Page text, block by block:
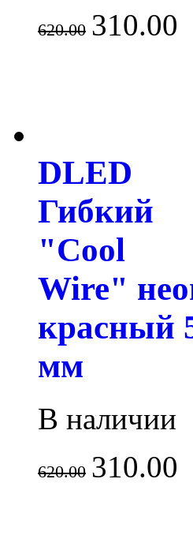
620.00 310.00
DLED
Гибкий
"Cool
Wire"
красный
мм
В наличии
620.00 310.00